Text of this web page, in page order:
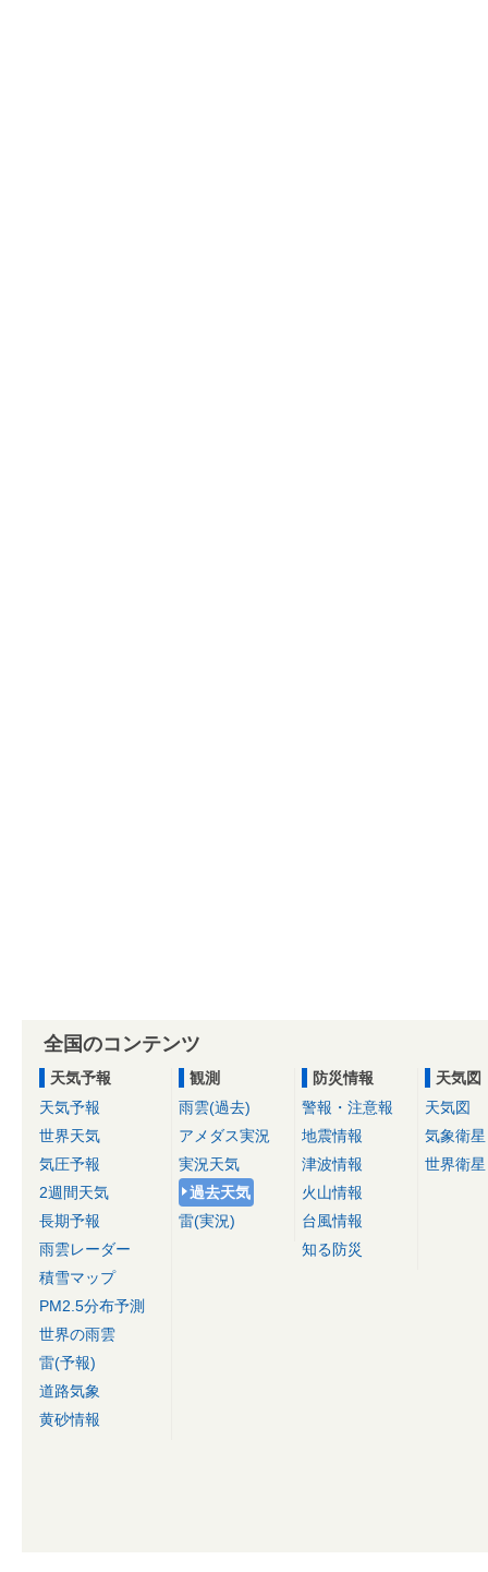
全国のコンテンツ
天気予報
天気予報
世界天気
気圧予報
2週間天気
長期予報
雨雲レーダー
積雪マップ
PM2.5分布予測
世界の雨雲
雷(予報)
道路気象
黄砂情報
観測
雨雲(過去)
アメダス実況
実況天気
過去天気
雷(実況)
防災情報
警報・注意報
地震情報
津波情報
火山情報
台風情報
知る防災
天気図
天気図
気象衛星
世界衛星